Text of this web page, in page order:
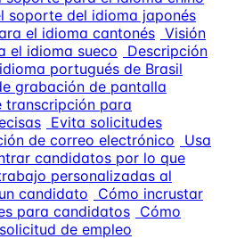
soporte del idioma japonés
el idioma cantonés Visión
el idioma sueco
Descripción
portugués de Brasil
grabación de pantalla
transcripción para
Evita solicitudes
de correo electrónico
Usa
candidatos por lo que
personalizadas al
candidato
Cómo incrustar
para candidatos Cómo
de empleo